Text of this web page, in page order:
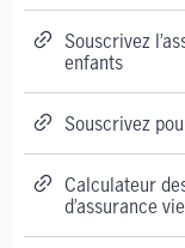
Souscrivez
enfants
Souscrivez
Calculateur
d’assurance vie